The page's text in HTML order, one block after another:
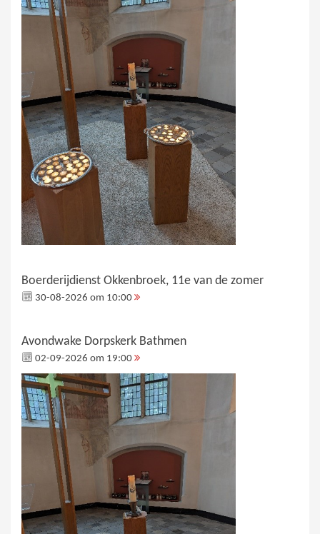
Boerderijdienst Okkenbroek, 11e van de zomer
30-08-2026 om 10:00
Avondwake Dorpskerk Bathmen
02-09-2026 om 19:00